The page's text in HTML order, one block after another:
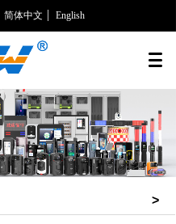
简体中文 English
>